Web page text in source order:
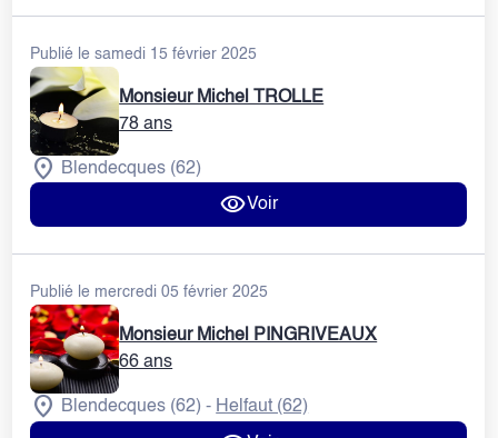
Publié le samedi 15 février 2025
Monsieur Michel TROLLE
78 ans
Blendecques (62)
Voir
Publié le mercredi 05 février 2025
Monsieur Michel PINGRIVEAUX
66 ans
Blendecques (62) - Helfaut (62)